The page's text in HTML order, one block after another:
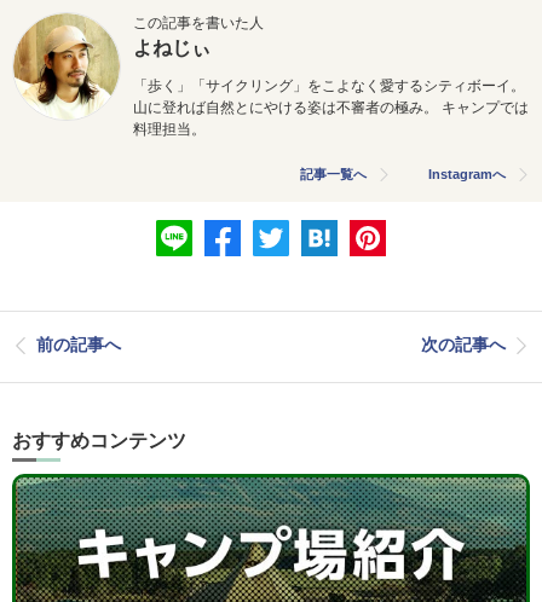
この記事を書いた人
よねじぃ
「歩く」「サイクリング」をこよなく愛するシティボーイ。
山に登れば自然とにやける姿は不審者の極み。 キャンプでは
料理担当。
記事一覧へ Instagramへ
前の記事へ 次の記事へ
おすすめコンテンツ